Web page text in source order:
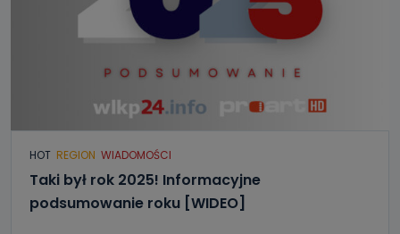
HOT REGION WIADOMOŚCI
Taki był rok 2025! Informacyjne
podsumowanie roku [WIDEO]